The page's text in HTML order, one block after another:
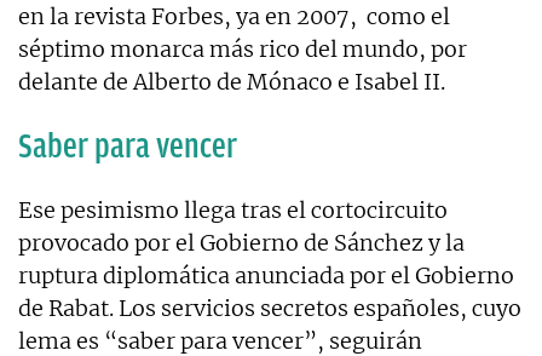
en la revista Forbes, ya en 2007, como el
séptimo monarca más rico del mundo, por
delante de Alberto de Mónaco e Isabel II.
Saber para vencer
Ese pesimismo llega tras el cortocircuito
provocado por el Gobierno de Sánchez y la
ruptura diplomática anunciada por el Gobierno
de Rabat. Los servicios secretos españoles, cuyo
lema es “saber para vencer”, seguirán